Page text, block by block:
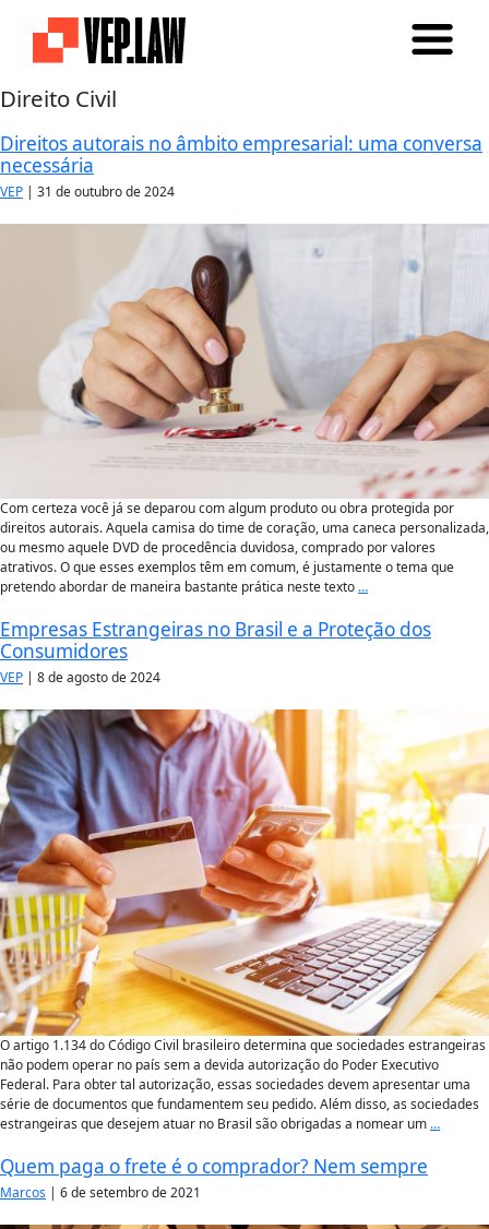
Direito Civil
Direitos autorais no âmbito empresarial: uma conversa
necessária
VEP | 31 de outubro de 2024
Com certeza você já se deparou com algum produto ou obra protegida por
direitos autorais. Aquela camisa do time de coração, uma caneca personalizada,
ou mesmo aquele DVD de procedência duvidosa, comprado por valores
atrativos. O que esses exemplos têm em comum, é justamente o tema que
pretendo abordar de maneira bastante prática neste texto …
Empresas Estrangeiras no Brasil e a Proteção dos
Consumidores
VEP | 8 de agosto de 2024
O artigo 1.134 do Código Civil brasileiro determina que sociedades estrangeiras
não podem operar no país sem a devida autorização do Poder Executivo
Federal. Para obter tal autorização, essas sociedades devem apresentar uma
série de documentos que fundamentem seu pedido. Além disso, as sociedades
estrangeiras que desejem atuar no Brasil são obrigadas a nomear um …
Quem paga o frete é o comprador? Nem sempre
Marcos | 6 de setembro de 2021